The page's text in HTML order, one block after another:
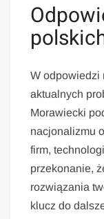
W odpowiedzi
aktualnych
Morawiecki
nacjonalizmu
firm,
przekonanie,
rozwiązania
klucz do